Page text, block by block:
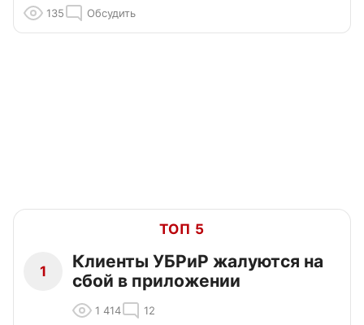
135 Обсудить
ТОП 5
1
Клиенты УБРиР жалуются на
сбой в приложении
1 414 12